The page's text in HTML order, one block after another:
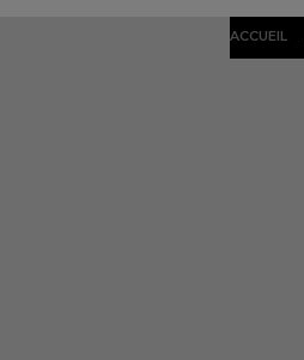
ACCUEIL